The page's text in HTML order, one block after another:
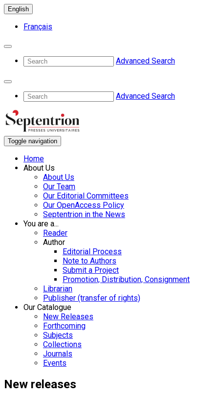
English
Français
Advanced Search
Advanced Search
Toggle navigation
Home
About Us
About Us
Our Team
Our Editorial Committees
Our OpenAccess Policy
Septentrion in the News
You are a...
Reader
Author
Editorial Process
Note to Authors
Submit a Project
Promotion, Distribution, Consignment
Librarian
Publisher (transfer of rights)
Our Catalogue
New Releases
Forthcoming
Subjects
Collections
Journals
Events
New releases